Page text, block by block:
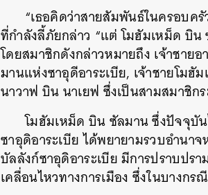
“เธอคิดว่าสายสัมพันธ์ในครอบค
ที่กำลังลี้ภัยกล่าว “แต่ โมฮัมเหม็ด บิน
โดยสมาชิกดังกล่าวหมายถึง เจ้าชาย
มานแห่งซาอุดีอาระเบีย, เจ้าชายโมฮั
นาวาฟ บิน นาเยฟ ซึ่งเป็นสามสมาชิก
โมฮัมเหม็ด บิน ซัลมาน ซึ่งปัจจุบั
ซาอุดิอาระเบีย ได้พยายามรวบอำนา
บัลลังก์ซาอุดิอาระเบีย มีการปราบปร
เคลื่อนไหวทางการเมือง ซึ่งในบางก
ค้นหา